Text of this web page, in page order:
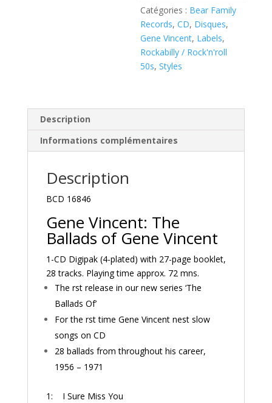
Catégories : Bear Family
Records,CD, Disques,
Gene Vincent, Labels,
Rockabilly / Rock'n'roll
50s,Styles
Description
Informations complémentaires
Description
BCD 16846
Gene Vincent: The
Ballads of Gene Vincent
1-CD Digipak (4-plated) with 27-page booklet,
28 tracks. Playing time approx. 72 mns.
The first release in our new series ‘The
Ballads Of’
For the first time Gene Vincent finest slow
songs on CD
28 ballads from throughout his career,
1956 – 1971
1: I Sure Miss You